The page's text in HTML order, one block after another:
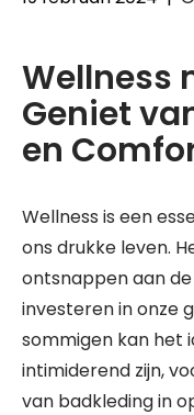
Wellness
Geniet
en
Wellness is een
ons drukke leven.
ontsnappen aan
investeren in onze
sommigen kan het
intimiderend zijn,
van badkleding in